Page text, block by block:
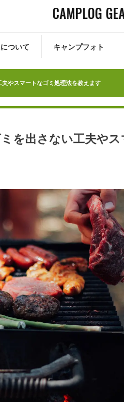
ついて キャンプフォト
やスマートなゴミ処理法を教えます
を出さない工夫や